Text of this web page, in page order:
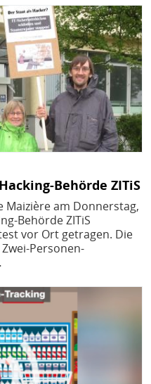
Behörde ZITiS
am Donnerstag,
Behörde ZITiS
vor Ort getragen. Die
Personen-